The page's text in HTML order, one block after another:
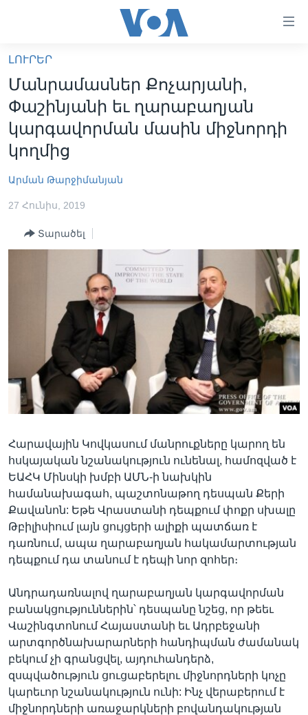
հիմնական
բովանդակությանը
անցնել
հիմնական
բովանդակությանը
հիմնական
ԼՈՒՐԵՐ
ՍՓՅՈՒՌՔ
ՏԵՍԱՆՅՈՒԹԵՐ
Լեզուներ
ԼՈՒՐԵՐ
Մանրամասներ Քոչարյանի,
Փաշինյանի եւ ղարաբաղյան
կարգավորման մասին միջնորդի
կողմից
Արման Թարջիմանյան
27 Հունիս, 2019
Տարածել
Հարավային Կովկասում մանրուքները կարող են
հսկայական նշանակություն ունենալ, համոզված է
ԵԱՀԿ Մինսկի խմբի ԱՄՆ-ի նախկին
համանախագահ, պաշտոնաթող դեսպան Քերի
Քավանոն: Եթե Վրաստանի դեպքում փոքր սխալը
Թբիլիսիում լայն ցույցերի ալիքի պատճառ է
դառնում, ապա ղարաբաղյան հակամարտության
դեպքում դա տանում է դեպի նոր զոհեր։
Անդրադառնալով ղարաբաղյան կարգավորման
բանակցություններին՝ դեսպանը նշեց, որ թեեւ
Վաշինգտոնում Հայաստանի եւ Ադրբեջանի
արտգործնախարարների հանդիպման ժամանակ
բեկում չի գրանցվել, այդուհանդերձ,
զսպվածություն ցուցաբերելու միջնորդների կոչը
կարեւոր նշանակություն ունի: Ինչ վերաբերում է
միջնորդների առաջարկների բովանդակության